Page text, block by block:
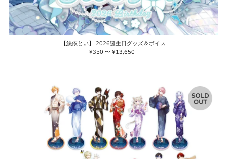
【絲依とい】 2026誕生日グッズ＆ボイス
通
¥350 〜 ¥13,650